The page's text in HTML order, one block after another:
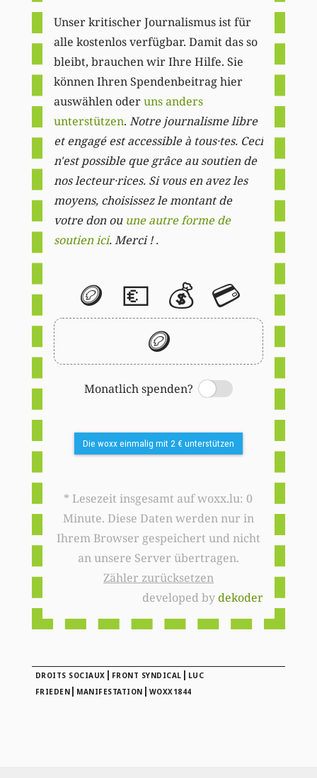
Unser kritischer Journalismus ist für
alle kostenlos verfügbar. Damit das so
bleibt, brauchen wir Ihre Hilfe. Sie
können Ihren Spendenbeitrag hier
auswählen oderuns anders
unterstützen. Notre journalisme libre
et engagé est accessible à tous·tes. Ceci
n'est possible que grâce au soutien de
nos lecteur·rices. Si vous en avez les
moyens, choisissez le montant de
votre don ou une autre forme de
soutien ici. Merci ! .
🪙 💶 💰 💳
🪙
Monatlich spenden?
Switch
Die woxx einmalig mit 2 € unterstützen
* Lesezeit insgesamt auf woxx.lu: 0
Minute. Diese Daten werden nur in
Ihrem Browser gespeichert und nicht
an unsere Server übertragen.
Zähler zurücksetzen
developed bydekoder
DROITS SOCIAUX | FRONT SYNDICAL | LUC
FRIEDEN | MANIFESTATION | WOXX1844